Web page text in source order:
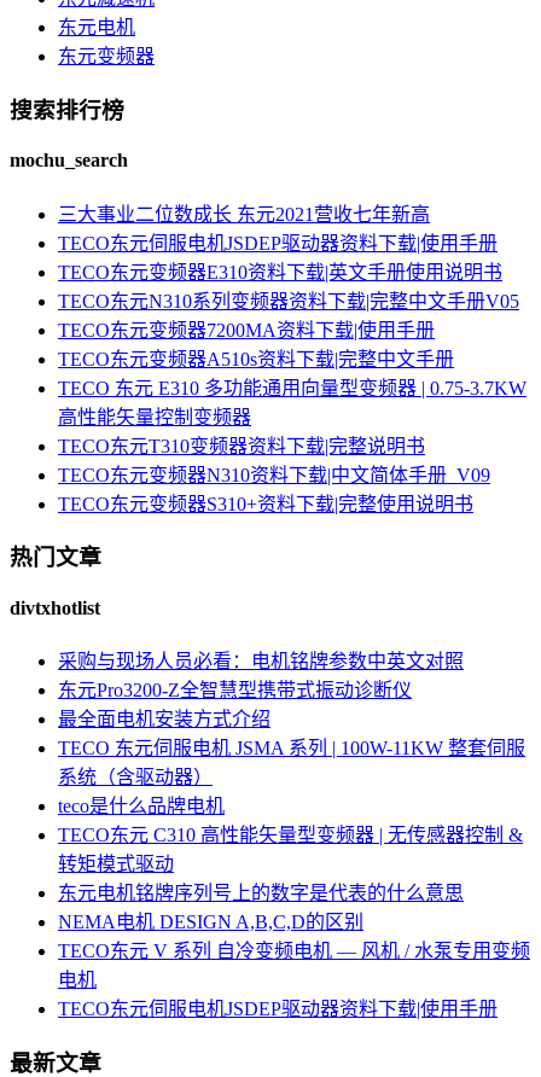
东元电机
东元变频器
搜索排行榜
mochu_search
三大事业二位数成长 东元2021营收七年新高
TECO东元伺服电机JSDEP驱动器资料下载|使用手册
TECO东元变频器E310资料下载|英文手册使用说明书
TECO东元N310系列变频器资料下载|完整中文手册V05
TECO东元变频器7200MA资料下载|使用手册
TECO东元变频器A510s资料下载|完整中文手册
TECO 东元 E310 多功能通用向量型变频器 | 0.75-3.7KW
高性能矢量控制变频器
TECO东元T310变频器资料下载|完整说明书
TECO东元变频器N310资料下载|中文简体手册_V09
TECO东元变频器S310+资料下载|完整使用说明书
热门文章
divtxhotlist
采购与现场人员必看：电机铭牌参数中英文对照
东元Pro3200-Z全智慧型携带式振动诊断仪
最全面电机安装方式介绍
TECO 东元伺服电机 JSMA 系列 | 100W-11KW 整套伺服
系统（含驱动器）
teco是什么品牌电机
TECO东元 C310 高性能矢量型变频器 | 无传感器控制 &
转矩模式驱动
东元电机铭牌序列号上的数字是代表的什么意思
NEMA电机 DESIGN A,B,C,D的区别
TECO东元 V 系列 自冷变频电机 — 风机 / 水泵专用变频
电机
TECO东元伺服电机JSDEP驱动器资料下载|使用手册
最新文章